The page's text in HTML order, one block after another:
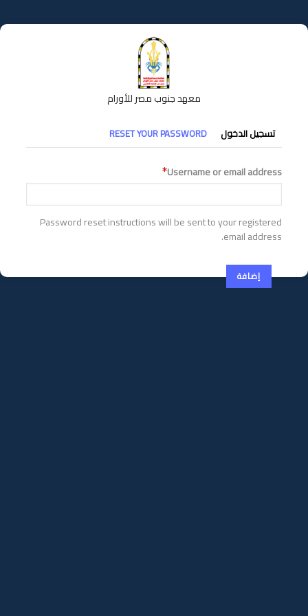
إلى
المحتوى
معهد جنوب مصر للأورام
التبويبات
الأساسية
تسجيل الدخول RESET YOUR PASSWORD
Username or email address
Password reset instructions will be sent to your registered
email address.